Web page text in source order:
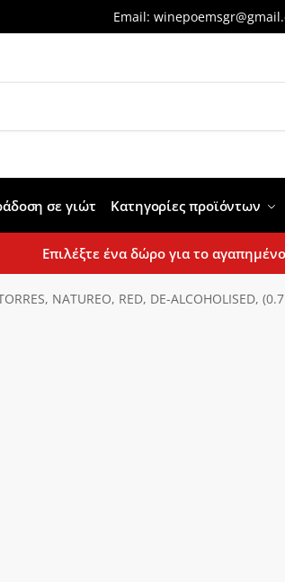
Email:
σε γιώτ Κατηγορίες προϊόντων
Επιλέξτε ένα δώρο για το
NATUREO, RED, DE-ALCOHOLISED,